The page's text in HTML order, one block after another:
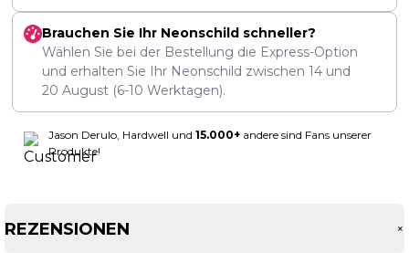
Brauchen Sie Ihr Neonschild schneller?
Wählen Sie bei der Bestellung die Express-Option
und erhalten Sie Ihr Neonschild zwischen 14 und
20 August (6-10 Werktagen).
Jason Derulo, Hardwell und 15.000+ andere sind Fans unserer
Produkte!
REZENSIONEN +